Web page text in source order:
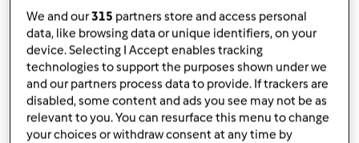
biorących udział w konkursie widać, że strasznie trudno
jest kogoś namówić do wprowadzenia przepisu (nawet
jeśli mają szansę na wygranie super książki)... Przykro mi to
pisać, ale z głosowaniem będzie podobnie. No chyba, że
metody Mixi okażą się skuteczne
Bardzo bym tego
chciała i życzę Mixi z całego serca.
We and our315 partners store and access personal
data, like browsing data or unique identifiers, on your
device. Selecting I Accept enables tracking
technologies to support the purposes shown under we
and our partners process data to provide. If trackers are
disabled, some content and ads you see may not be as
relevant to you. You can resurface this menu to change
your choices or withdraw consent at any time by